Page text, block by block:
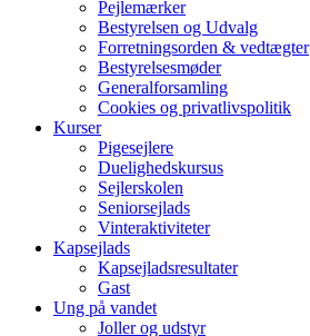
Pejlemærker
Bestyrelsen og Udvalg
Forretningsorden & vedtægter
Bestyrelsesmøder
Generalforsamling
Cookies og privatlivspolitik
Kurser
Pigesejlere
Duelighedskursus
Sejlerskolen
Seniorsejlads
Vinteraktiviteter
Kapsejlads
Kapsejladsresultater
Gast
Ung på vandet
Joller og udstyr